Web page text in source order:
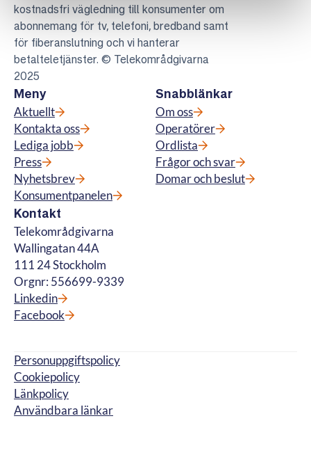
kostnadsfri vägledning till konsumenter om
abonnemang för tv, telefoni, bredband samt
för fiberanslutning och vi hanterar
betalteletjänster. © Telekområdgivarna
2025
Meny
Aktuellt
Kontakta oss
Lediga jobb
Press
Nyhetsbrev
Konsumentpanelen
Snabblänkar
Om oss
Operatörer
Ordlista
Frågor och svar
Domar och beslut
Kontakt
Telekområdgivarna
Wallingatan 44A
111 24 Stockholm
Orgnr: 556699-9339
Linkedin
Facebook
Personuppgiftspolicy
Cookiepolicy
Länkpolicy
Användbara länkar